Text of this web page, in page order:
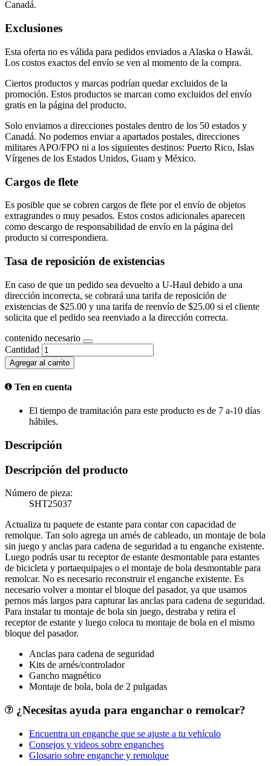
Canadá.
Exclusiones
Esta oferta no es válida para pedidos enviados a Alaska o Hawái.
Los costos exactos del envío se ven al momento de la compra.
Ciertos productos y marcas podrían quedar excluidos de la
promoción. Estos productos se marcan como excluidos del envío
gratis en la página del producto.
Solo enviamos a direcciones postales dentro de los 50 estados y
Canadá. No podemos enviar a apartados postales, direcciones
militares APO/FPO ni a los siguientes destinos: Puerto Rico, Islas
Vírgenes de los Estados Unidos, Guam y México.
Cargos de flete
Es posible que se cobren cargos de flete por el envío de objetos
extragrandes o muy pesados. Estos costos adicionales aparecen
como descargo de responsabilidad de envío en la página del
producto si correspondiera.
Tasa de reposición de existencias
En caso de que un pedido sea devuelto a U-Haul debido a una
dirección incorrecta, se cobrará una tarifa de reposición de
existencias de $25.00 y una tarifa de reenvío de $25.00 si el cliente
solicita que el pedido sea reenviado a la dirección correcta.
contenido necesario
Cantidad
Agregar al carrito
Ten en cuenta
El tiempo de tramitación para este producto es de 7 a-10 días
hábiles.
Descripción
Descripción del producto
Número de pieza:
SHT25037
Actualiza tu paquete de estante para contar con capacidad de
remolque. Tan solo agrega un arnés de cableado, un montaje de bola
sin juego y anclas para cadena de seguridad a tu enganche existente.
Luego podrás usar tu receptor de estante desmontable para estantes
de bicicleta y portaequipajes o el montaje de bola desmontable para
remolcar. No es necesario reconstruir el enganche existente. Es
necesario volver a montar el bloque del pasador, ya que usamos
pernos más largos para capturar las anclas para cadena de seguridad.
Para instalar tu montaje de bola sin juego, destraba y retira el
receptor de estante y luego coloca tu montaje de bola en el mismo
bloque del pasador.
Anclas para cadena de seguridad
Kits de arnés/controlador
Gancho magnético
Montaje de bola, bola de 2 pulgadas
¿Necesitas ayuda para enganchar o remolcar?
Encuentra un enganche que se ajuste a tu vehículo
Consejos y videos sobre enganches
Glosario sobre enganche y remolque